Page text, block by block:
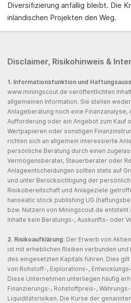
Diversifizierung anfällig bleibt. Die
inländischen Projekten den Weg.
Disclaimer, Risikohinweis &
1. Informationsfunktion und
www.miningscout.de veröffentlichten
allgemeinen Information. Sie stellen
Anlageberatung noch eine Finanzanalyse,
Aufforderung oder ein Angebot zum Kauf
Wertpapieren oder sonstigen
richten sich an allgemein interessierte
persönliche Beratung durch einen
Vermögensberater, Steuerberater oder
Anlageentscheidungen sollten stets auf
und unter Berücksichtigung der
Risikobereitschaft und Anlageziele
hanseatic stock publishing UG
bzw. Nutzern von Miningscout.de
Inhalte kein Beratungs-, Auskunfts- oder
2. Risikoaufklärung: Der Erwerb von
ist mit erheblichen Risiken verbunden und
des eingesetzten Kapitals führen. Dies
von Rohstoff-, Explorations-,
Diese Unternehmen unterliegen häufig
Finanzierungs-, Rohstoffpreis-,
Liquiditätsrisiken. Die Kurse der